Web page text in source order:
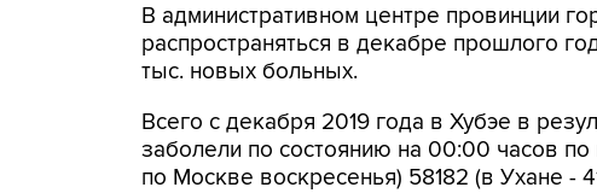
В административном центре провинции
распространяться в декабре прошлого
тыс. новых больных.
Всего с декабря 2019 года в Хубэе в
заболели по состоянию на 00:00 часов
по Москве воскресенья) 58182 (в Ухане -